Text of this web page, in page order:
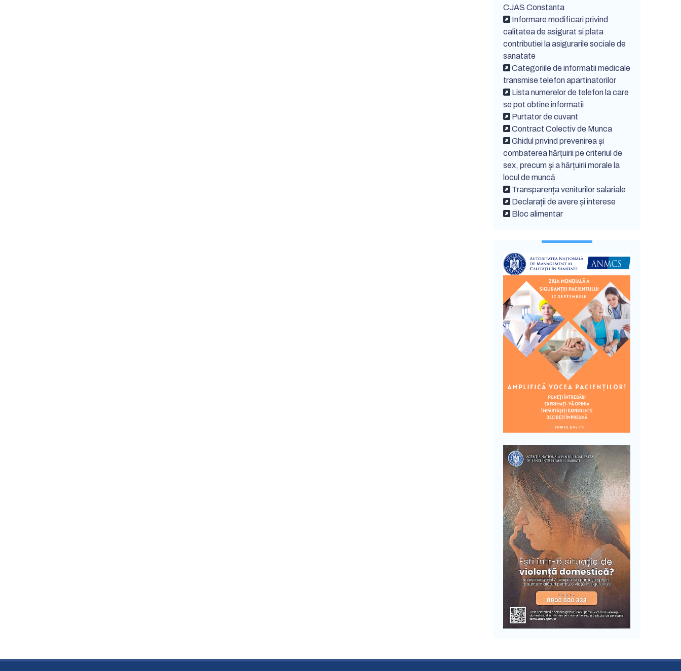
CJAS Constanta
Informare modificari privind
calitatea de asigurat si plata
contributiei la asigurarile sociale de
sanatate
Categoriile de informatii medicale
transmise telefon apartinatorilor
Lista numerelor de telefon la care
se pot obtine informatii
Purtator de cuvant
Contract Colectiv de Munca
Ghidul privind prevenirea și
combaterea hărțuirii pe criteriul de
sex, precum și a hărțuirii morale la
locul de muncă
Transparența veniturilor salariale
Declarații de avere și interese
Bloc alimentar